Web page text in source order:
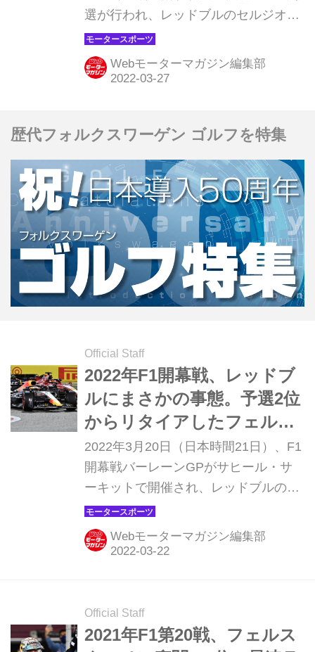
ラビアGP】
選が行われ、レッドブルのセルジオ・
ペレスがポールポジションを獲得。フ
ェラーリが2-3番手。レッドブルのマ
ックス・フェルスタッペンは4番手だ
Webモーターマガジン編集部
歴代フォルクスワーゲン ゴルフを特集
Official Staff
2022年F1開幕戦、レッドブ
ルにまさかの事態。予選2位
からリタイアしたフェルス
タッペンに、なにが起きた
のか【バーレーンGP】
2022年3月20日（日本時間21日）、F1
開幕戦バーレーンGPがサヒール・サ
ーキットで開催され、レッドブルのマ
ックス・フェルスタッペンとセルジ
オ・ペレスは、優勝争いを展開しなが
ら、終盤のトラブルでリタイアとなっ
Webモーターマガジン編集部
Official Staff
2021年F1第20戦、フェルス